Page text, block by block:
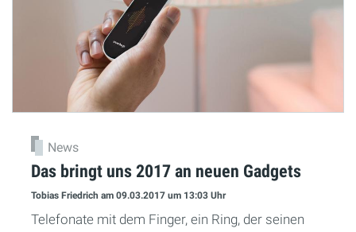
News
Das bringt uns 2017 an neuen Gadgets
Tobias Friedrich am 09.03.2017 um 13:03 Uhr
Telefonate mit dem Finger, ein Ring, der seinen